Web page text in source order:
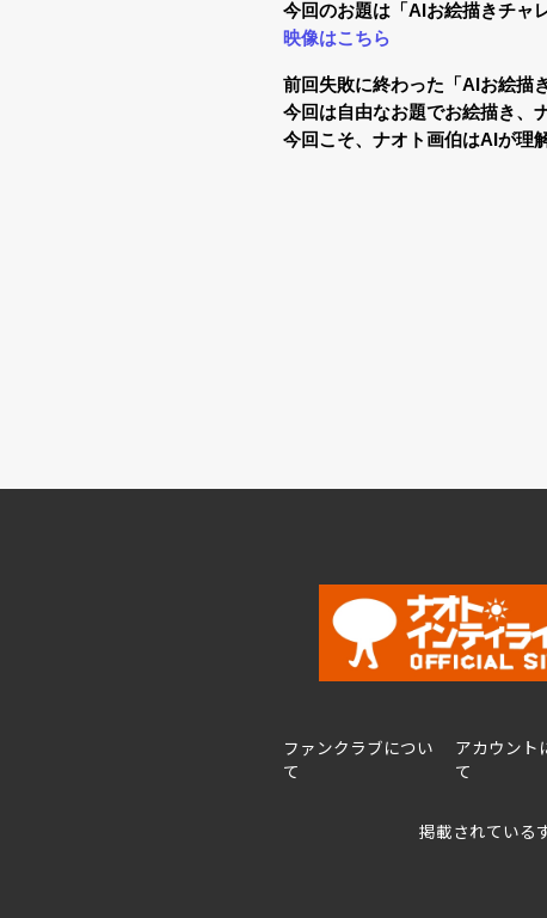
今回のお題は 「 AIお絵描きチャ
映像はこちら
前回失敗に終わった「AIお絵描
今回は自由なお題でお絵描き、
今回こそ、ナオト画伯はAIが理
ファンクラブについ
て
アカウント
て
掲載されている